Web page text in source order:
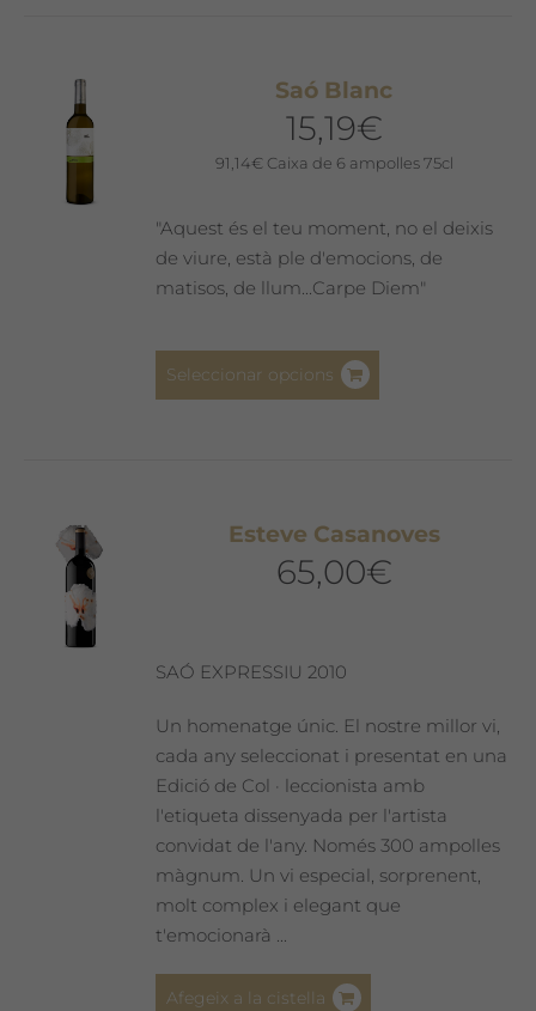
Saó Blanc
15,19€
91,14€ Caixa de 6 ampolles 75cl
"Aquest és el teu moment, no el deixis
de viure, està ple d'emocions, de
matisos, de llum...Carpe Diem"
Seleccionar opcions
opcions
pàgina
del
producte
Esteve Casanoves
65,00€
SAÓ EXPRESSIU 2010
Un homenatge únic. El nostre millor vi,
cada any seleccionat i presentat en una
Edició de Col · leccionista amb
l'etiqueta dissenyada per l'artista
convidat de l'any. Només 300 ampolles
màgnum. Un vi especial, sorprenent,
molt complex i elegant que
t'emocionarà ...
Afegeix a la cistella